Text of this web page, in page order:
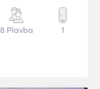
8 Plavba 1